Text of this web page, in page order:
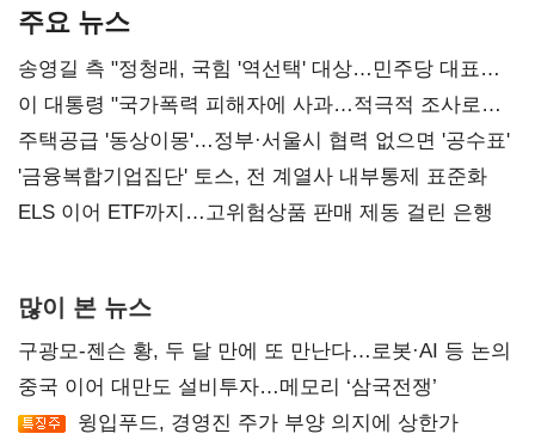
주요 뉴스
송영길 측 "정청래, 국힘 '역선택' 대상…민주당 대표로
총선 지휘 못해"
이 대통령 "국가폭력 피해자에 사과…적극적 조사로
진실 밝혀야"
주택공급 '동상이몽'…정부·서울시 협력 없으면 '공수표'
'금융복합기업집단' 토스, 전 계열사 내부통제 표준화
ELS 이어 ETF까지…고위험상품 판매 제동 걸린 은행
많이 본 뉴스
구광모-젠슨 황, 두 달 만에 또 만난다…로봇·AI 등 논의
중국 이어 대만도 설비투자…메모리 ‘삼국전쟁’
윙입푸드, 경영진 주가 부양 의지에 상한가